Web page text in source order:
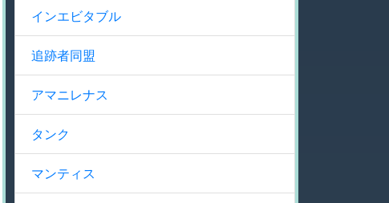
インエビタブル
追跡者同盟
アマニレナス
タンク
マンティス